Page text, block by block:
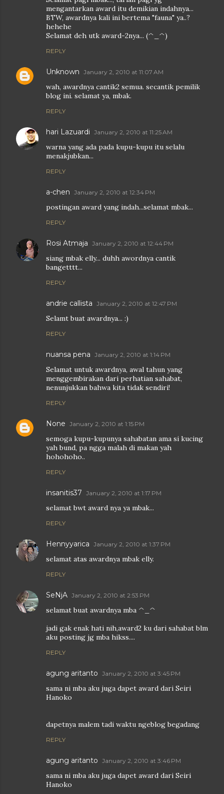
mengantarkan award itu demikian indahnya...
BTW, awardnya kali ini bertema "fauna" ya..?
hehehe
Selamat deh utk award-2nya... (^_^)
REPLY
Unknown January 2, 2010 at 11:07 AM
wah, awardnya cantik2 semua. secantik pemilik
blog ini. selamat ya, mbak.
REPLY
hari Lazuardi January 2, 2010 at 11:25 AM
warna yang ada pada kupu-kupu itu selalu
menakjubkan...
REPLY
a-chen January 2, 2010 at 12:34 PM
postingan award yang indah...selamat mbak...
REPLY
Rosi Atmaja January 2, 2010 at 12:44 PM
siang mbak elly... duhh awordnya cantik
bangetttt...
REPLY
andrie callista January 2, 2010 at 12:47 PM
Selamt buat awardnya... :)
REPLY
nuansa pena January 2, 2010 at 1:14 PM
Selamat untuk awardnya, awal tahun yang
menggembirakan dari perhatian sahabat,
nenunjukkan bahwa kita tidak sendiri!
REPLY
None January 2, 2010 at 1:15 PM
semoga kupu-kupunya sahabatan ama si kucing
yah bund, pa ngga malah di makan yah
hohohoho..
REPLY
insanitis37 January 2, 2010 at 1:17 PM
selamat bwt award nya ya mbak...
REPLY
Hennyyarica January 2, 2010 at 1:37 PM
selamat atas awardnya mbak elly.
REPLY
SeNjA January 2, 2010 at 2:53 PM
selamat buat awardnya mba ^_^
jadi gak enak hati nih,award2 ku dari sahabat blm
aku posting jg mba hikss....
REPLY
agung aritanto January 2, 2010 at 3:45 PM
sama ni mba aku juga dapet award dari Seiri
Hanoko
dapetnya malem tadi waktu ngeblog begadang
REPLY
agung aritanto January 2, 2010 at 3:46 PM
sama ni mba aku juga dapet award dari Seiri
Hanoko